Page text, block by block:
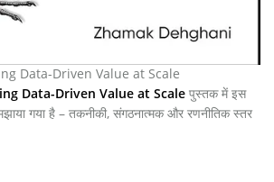
Data-Driven Value at Scale
Data-Driven Value at Scale पुस्तक में इस
गया है – तकनीकी, संगठनात्मक और रणनीतिक स्तर